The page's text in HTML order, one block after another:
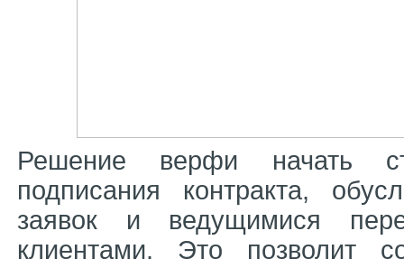
Решение верфи начать
подписания контракта,
заявок и ведущимися
клиентами. Это позволит